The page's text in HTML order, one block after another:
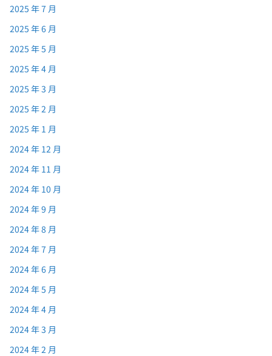
2025 年 7 月
2025 年 6 月
2025 年 5 月
2025 年 4 月
2025 年 3 月
2025 年 2 月
2025 年 1 月
2024 年 12 月
2024 年 11 月
2024 年 10 月
2024 年 9 月
2024 年 8 月
2024 年 7 月
2024 年 6 月
2024 年 5 月
2024 年 4 月
2024 年 3 月
2024 年 2 月